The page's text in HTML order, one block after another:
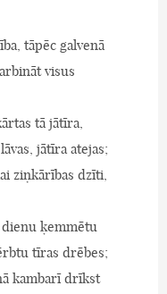
tāpēc galvenā
visus
tā jātīra,
jātīra atejas;
ziņkārības dzīti,
ķemmētu
tīras drēbes;
kambarī drīkst